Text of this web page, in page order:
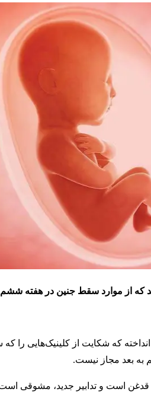
که از موارد سقط جنین در هفته ششم
که شکایت از کلینیک‌هایی را
به بعد مجاز نیست.
است و تدابیر جدید، مشوقی